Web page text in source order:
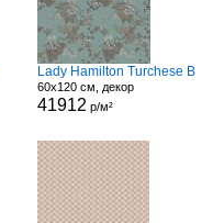
Lady Hamilton Turchese B
60x120 см, декор
41912 р/м²